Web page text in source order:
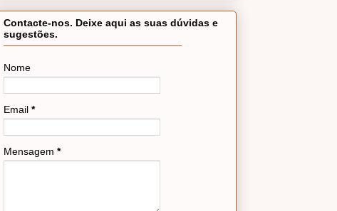
Contacte-nos. Deixe aqui as suas dúvidas e
sugestões.
Nome
Email *
Mensagem *